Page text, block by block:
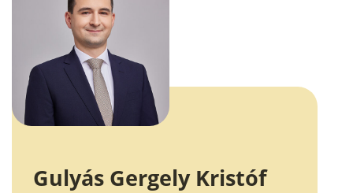
Gulyás Gergely Kristóf